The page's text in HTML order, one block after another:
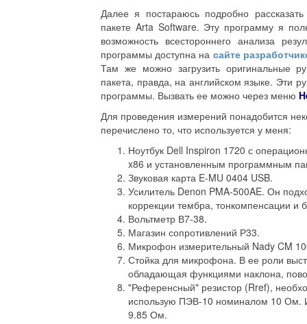
Далее я постараюсь подробно
пакете Arta Software. Эту программу я
возможность всестороннего анализа
программы доступна на сайте
Там же можно загрузить оригинальные
пакета, правда, на английском языке. Эти
программы. Вызвать ее можно через меню
Для проведения измерений понадобится
перечислено то, что используется у меня:
Ноутбук Dell Inspiron 1720 с
x86 и установленным программным
Звуковая карта E-MU 0404 USB.
Усилитель Denon PMA-500AE. Он
коррекции тембра, тонкомпенсации и
Вольтметр В7-38.
Магазин сопротивлений Р33.
Микрофон измерительный Nady CM
Стойка для микрофона. В ее роли
обладающая функциями наклона,
"Референсный" резистор (Rref),
использую ПЭВ-10 номиналом 10 Ом.
9.85 Ом.